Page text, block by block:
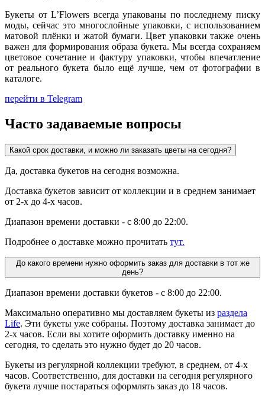
Букеты от L’Flowers всегда упакованы по последнему писку
моды, сейчас это многослойные упаковки, с использованием
матовой плёнки и жатой бумаги. Цвет упаковки также очень
важен для формирования образа букета. Мы всегда сохраняем
цветовое сочетание и фактуру упаковки, чтобы впечатление
от реального букета было ещё лучше, чем от фотографии в
каталоге.
перейти в Telegram
Часто задаваемые вопросы
Какой срок доставки, и можно ли заказать цветы на сегодня?
Да, доставка букетов на сегодня возможна.
Доставка букетов зависит от коллекции и в среднем занимает
от 2-х до 4-х часов.
Диапазон времени доставки - с 8:00 до 22:00.
Подробнее о доставке можно прочитать тут.
До какого времени нужно оформить заказ для доставки в тот же
день?
Диапазон времени доставки букетов - с 8:00 до 22:00.
Максимально оперативно мы доставляем букеты из раздела
Life. Эти букеты уже собраны. Поэтому доставка занимает до
2-х часов. Если вы хотите оформить доставку именно на
сегодня, то сделать это нужно будет до 20 часов.
Букеты из регулярной коллекции требуют, в среднем, от 4-х
часов. Соответственно, для доставки на сегодня регулярного
букета лучше постараться оформлять заказ до 18 часов.